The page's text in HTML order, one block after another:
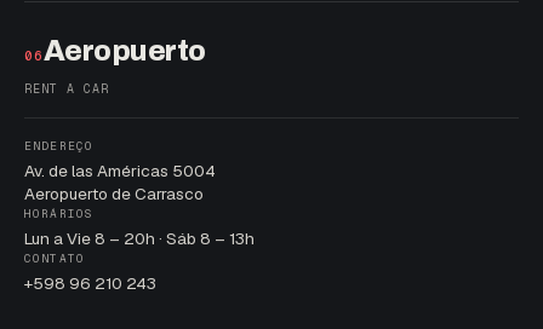
06Aeropuerto
RENT A CAR
ENDEREÇO
Av. de las Américas 5004
Aeropuerto de Carrasco
HORÁRIOS
Lun a Vie 8 – 20h · Sáb 8 – 13h
CONTATO
+598 96 210 243